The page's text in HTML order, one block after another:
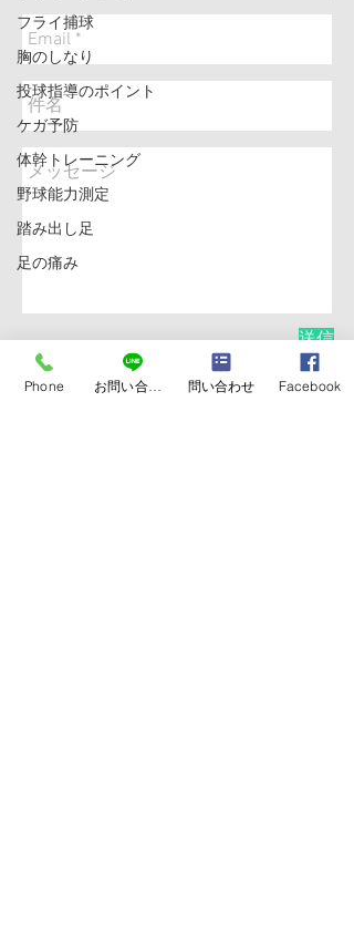
フライ捕球
胸のしなり
投球指導のポイント
ケガ予防
体幹トレーニング
野球能力測定
踏み出し足
足の痛み
送信
Phone お問い合わせ 問い合わせ Facebook